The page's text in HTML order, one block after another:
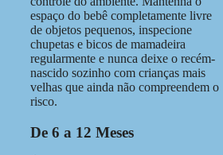
espaço do bebê completamente livre
de objetos pequenos, inspecione
chupetas e bicos de mamadeira
regularmente e nunca deixe o recém-
nascido sozinho com crianças mais
velhas que ainda não compreendem o
risco.
De 6 a 12 Meses